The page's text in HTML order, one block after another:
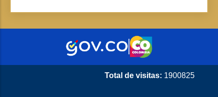
Total de visitas: 1900825